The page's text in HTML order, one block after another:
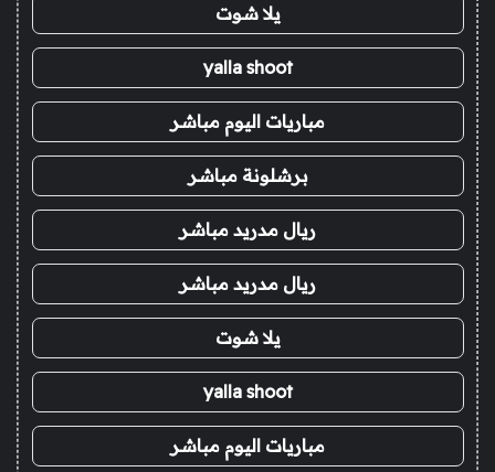
يلا شوت
yalla shoot
مباريات اليوم مباشر
برشلونة مباشر
ريال مدريد مباشر
ريال مدريد مباشر
يلا شوت
yalla shoot
مباريات اليوم مباشر